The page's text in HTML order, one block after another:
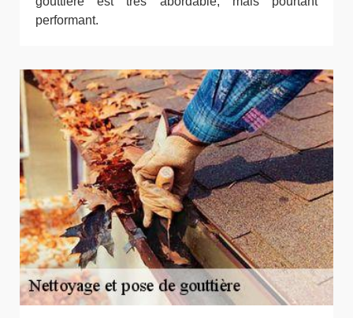
performant.